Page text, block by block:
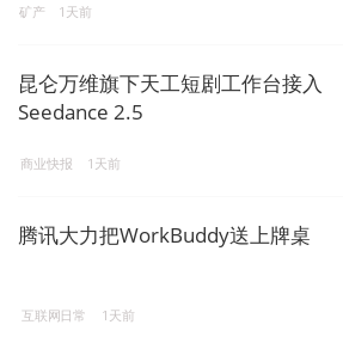
矿产 1天前
昆仑万维旗下天工短剧工作台接入
Seedance 2.5
商业快报 1天前
腾讯大力把WorkBuddy送上牌桌
互联网日常 1天前